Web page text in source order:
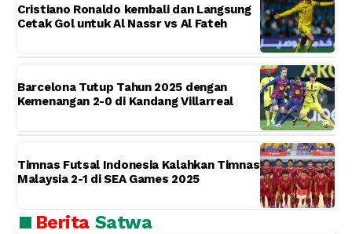
Cristiano Ronaldo kembali dan Langsung
Cetak Gol untuk Al Nassr vs Al Fateh
Barcelona Tutup Tahun 2025 dengan
Kemenangan 2-0 di Kandang Villarreal
Timnas Futsal Indonesia Kalahkan Timnas
Malaysia 2-1 di SEA Games 2025
Berita Satwa